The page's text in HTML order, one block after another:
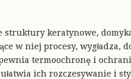
keratynowe,
w niej procesy, wygładza,
termoochronę i
ich rozczesywanie i